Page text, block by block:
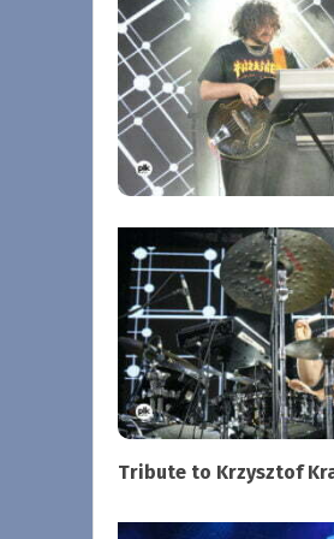
Tribute to Krzysztof